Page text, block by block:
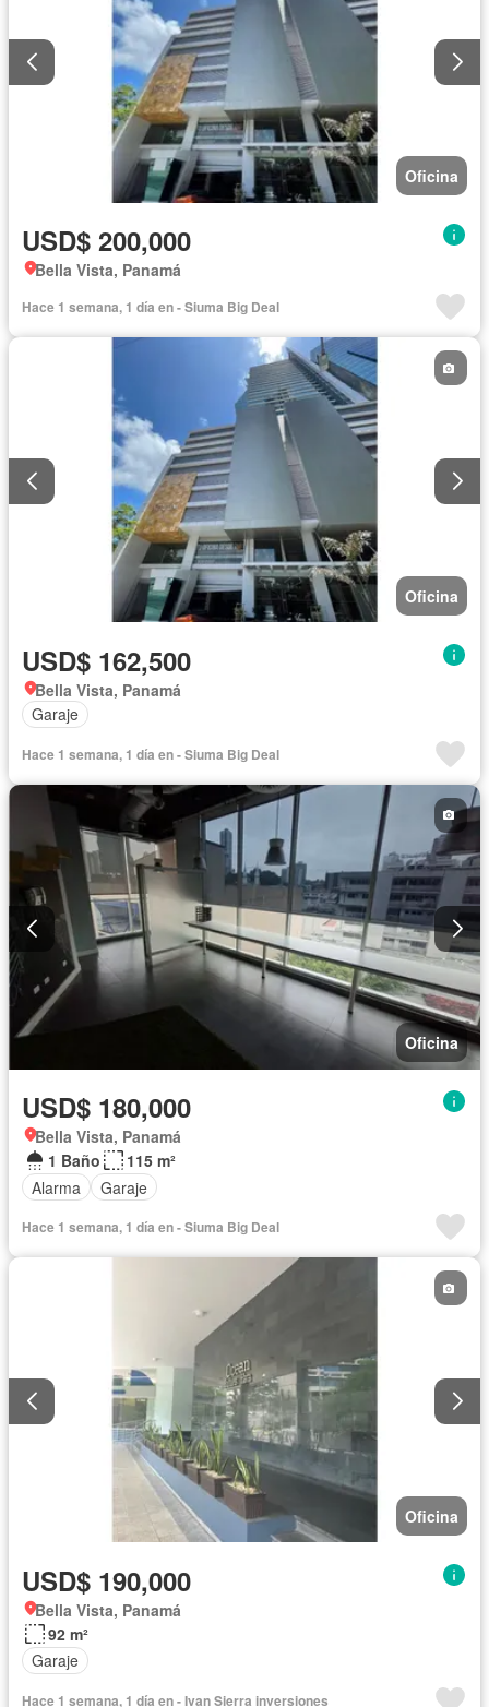
Oficina
USD$ 200,000
Bella Vista, Panamá
Hace 1 semana, 1 día en - Siuma Big Deal
Oficina
USD$ 162,500
Bella Vista, Panamá
Garaje
Hace 1 semana, 1 día en - Siuma Big Deal
Oficina
USD$ 180,000
Bella Vista, Panamá
1 Baño
115 m²
Alarma
Garaje
Hace 1 semana, 1 día en - Siuma Big Deal
Oficina
USD$ 190,000
Bella Vista, Panamá
92 m²
Garaje
Hace 1 semana, 1 día en - Ivan Sierra inversiones